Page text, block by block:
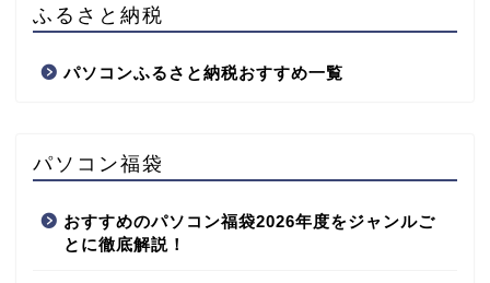
ふるさと納税
パソコンふるさと納税おすすめ一覧
パソコン福袋
おすすめのパソコン福袋2026年度をジャンルご
とに徹底解説！